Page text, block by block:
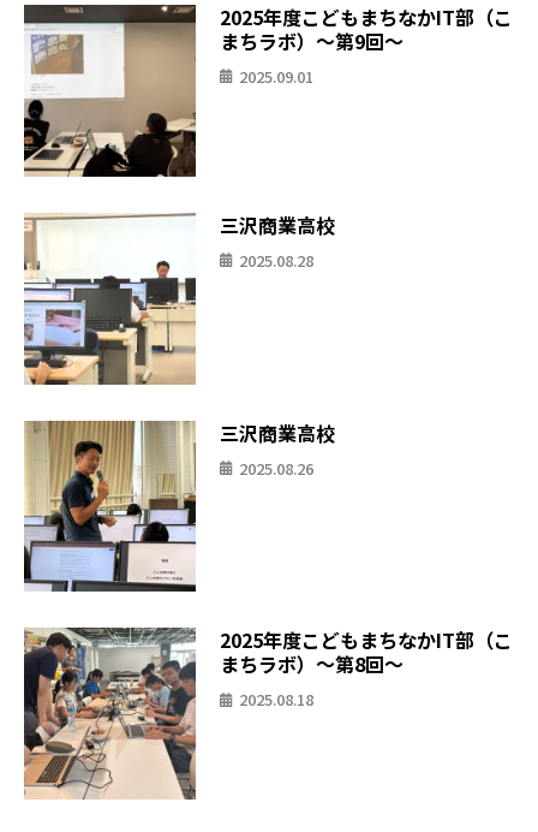
2025年度こどもまちなかIT部（こ
まちラボ）〜第9回〜
2025.09.01
三沢商業高校
2025.08.28
三沢商業高校
2025.08.26
2025年度こどもまちなかIT部（こ
まちラボ）〜第8回〜
2025.08.18